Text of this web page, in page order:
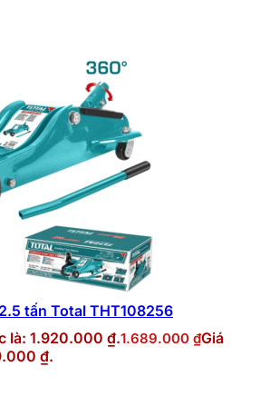
tấn Total THT108256
là: 1.920.000 ₫.1.689.000 ₫Giá
₫.